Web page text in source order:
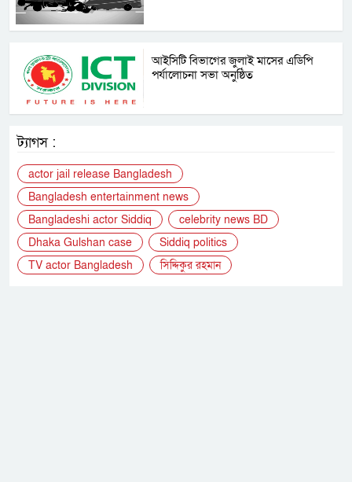
আইসিটি বিভাগের জুলাই মাসের এডিপি
পর্যালোচনা সভা অনুষ্ঠিত
ট্যাগস :
actor jail release Bangladesh
Bangladesh entertainment news
Bangladeshi actor Siddiq
celebrity news BD
Dhaka Gulshan case
Siddiq politics
TV actor Bangladesh
সিদ্দিকুর রহমান